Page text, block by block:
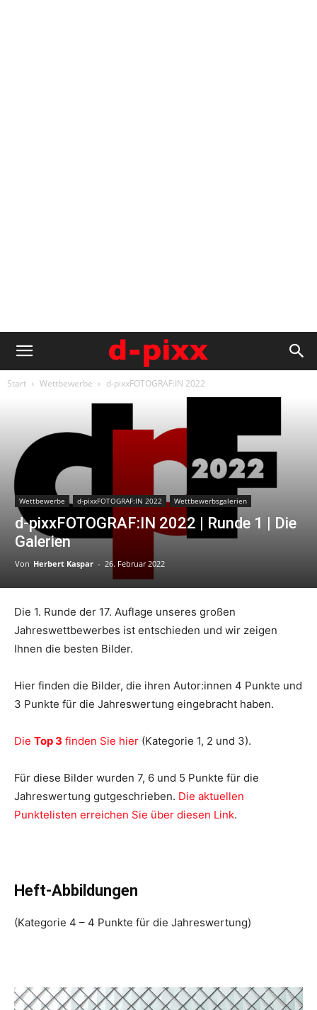
Start Wettbewerbe d-pixxFOTOGRAF:IN 2022
Wettbewerbe d-pixxFOTOGRAF:IN 2022 Wettbewerbsgalerien
d-pixxFOTOGRAF:IN 2022 | Runde 1 | Die
Galerien
Von Herbert Kaspar - 26. Februar 2022
Die 1. Runde der 17. Auflage unseres großen
Jahreswettbewerbes ist entschieden und wir zeigen
Ihnen die besten Bilder.
Hier finden die Bilder, die ihren Autor:innen 4 Punkte und
3 Punkte für die Jahreswertung eingebracht haben.
Die Top 3 finden Sie hier (Kategorie 1, 2 und 3).
Für diese Bilder wurden 7, 6 und 5 Punkte für die
Jahreswertung gutgeschrieben. Die aktuellen
Punktelisten erreichen Sie über diesen Link.
Heft-Abbildungen
(Kategorie 4 – 4 Punkte für die Jahreswertung)